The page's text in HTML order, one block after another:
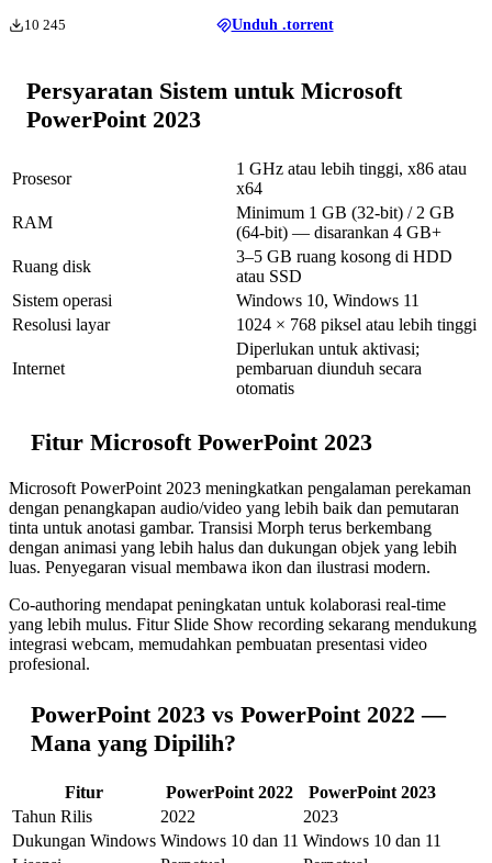
10 245 Unduh .torrent
Persyaratan Sistem untuk Microsoft
PowerPoint 2023
Prosesor
1 GHz atau lebih tinggi, x86 atau
x64
RAM
Minimum 1 GB (32-bit) / 2 GB
(64-bit) — disarankan 4 GB+
Ruang disk
3–5 GB ruang kosong di HDD
atau SSD
Sistem operasi
Windows 10, Windows 11
Resolusi layar
1024 × 768 piksel atau lebih tinggi
Internet
Diperlukan untuk aktivasi;
pembaruan diunduh secara
otomatis
Fitur Microsoft PowerPoint 2023
Microsoft PowerPoint 2023 meningkatkan pengalaman perekaman
dengan penangkapan audio/video yang lebih baik dan pemutaran
tinta untuk anotasi gambar. Transisi Morph terus berkembang
dengan animasi yang lebih halus dan dukungan objek yang lebih
luas. Penyegaran visual membawa ikon dan ilustrasi modern.
Co-authoring mendapat peningkatan untuk kolaborasi real-time
yang lebih mulus. Fitur Slide Show recording sekarang mendukung
integrasi webcam, memudahkan pembuatan presentasi video
profesional.
PowerPoint 2023 vs PowerPoint 2022 —
Mana yang Dipilih?
Fitur PowerPoint 2022
PowerPoint 2023
Tahun Rilis
2022
2023
Dukungan Windows Windows 10 dan 11 Windows 10 dan 11